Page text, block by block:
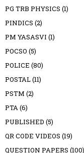
PG TRB PHYSICS (1)
PINDICS (2)
PM YASASVI (1)
POCSO (5)
POLICE (80)
POSTAL(11)
PSTM (2)
PTA(6)
PUBLISHED (5)
QR CODE VIDEOS (19)
QUESTION PAPERS (100)